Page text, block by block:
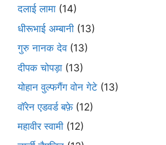
दलाई लामा (14)
धीरूभाई अम्बानी (13)
गुरु नानक देव(13)
दीपक चोपड़ा (13)
योहान वुल्फगैंग वोन गेटे (13)
वॉरेन एडवर्ड बफ़े(12)
महावीर स्वामी (12)